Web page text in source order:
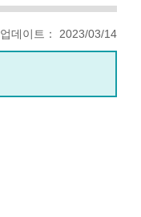
업데이트： 2023/03/14